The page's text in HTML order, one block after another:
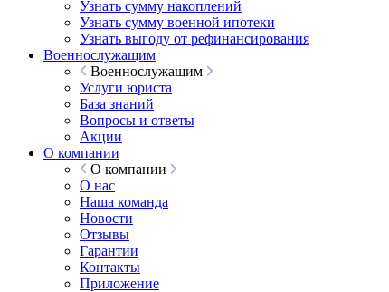
Узнать сумму накоплений
Узнать сумму военной ипотеки
Узнать выгоду от рефинансирования
Военнослужащим
Военнослужащим
Услуги юриста
База знаний
Вопросы и ответы
Акции
О компании
О компании
О нас
Наша команда
Новости
Отзывы
Гарантии
Контакты
Приложение